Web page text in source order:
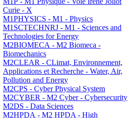
Curie - X
M1PHYSICS - M1 - Physics
M1SCTECHNRJ - M1 - Sciences and
Technologies for Energy
M2BIOMECA - M2 Biomeca -
Biomechanics
M2CLEAR - CLimat, Environnement,
Applications et Recherche - Water, Air,
Pollution and Energy
M2CPS - Cyber Physical System
M2CYBER - M2 Cyber - Cybersecurity
M2DS - Data Sciences
M2HPDA - M2 HPDA - High